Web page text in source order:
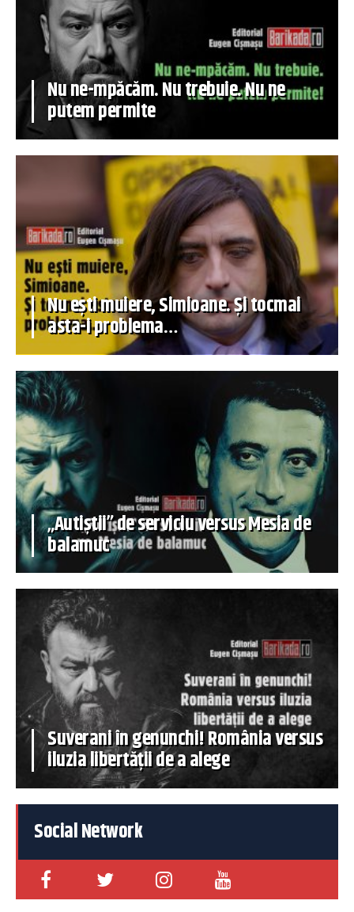
Nu ne-mpăcăm. Nu trebuie. Nu ne
putem permite
Nu ești muiere, Simioane. Și tocmai
asta-i problema…
„Autiștii” de serviciu versus Mesia de
balamuc
Suverani în genunchi! România versus
iluzia libertății de a alege
Social Network